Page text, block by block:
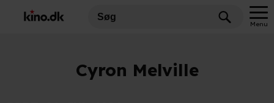
Menu
Cyron Melville